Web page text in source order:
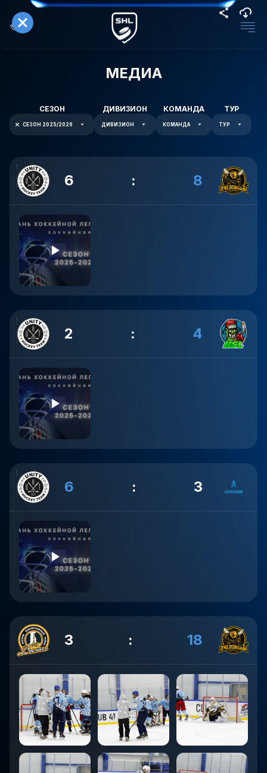
МЕДИА
СЕЗОН
СЕЗОН 2025/2026
ДИВИЗИОН
ДИВИЗИОН
КОМАНДА
КОМАНДА
ТУР
ТУР
6 : 8
2 : 4
6 : 3
3 : 18